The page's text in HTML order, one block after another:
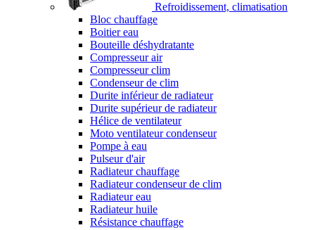
Refroidissement, climatisation
Bloc chauffage
Boitier eau
Bouteille déshydratante
Compresseur air
Compresseur clim
Condenseur de clim
Durite inférieur de radiateur
Durite supérieur de radiateur
Hélice de ventilateur
Moto ventilateur condenseur
Pompe à eau
Pulseur d'air
Radiateur chauffage
Radiateur condenseur de clim
Radiateur eau
Radiateur huile
Résistance chauffage